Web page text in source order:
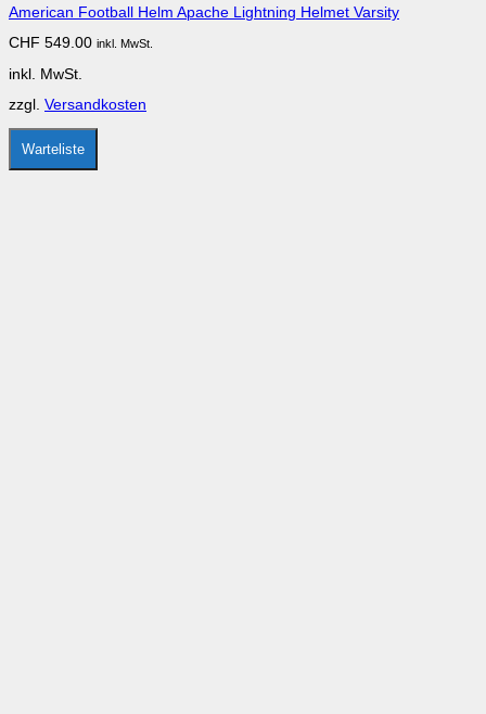
Varianten
Die
können
der
Produktseite
gewählt
American Football Helm Apache Lightning Helmet Varsity
CHF 549.00 inkl. MwSt.
inkl. MwSt.
zzgl. Versandkosten
Warteliste